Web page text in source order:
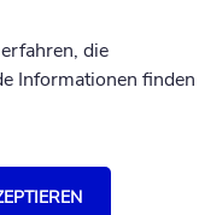
Zugespitztheit,
Kritik
auf die
zwingt
die
Informationen finden